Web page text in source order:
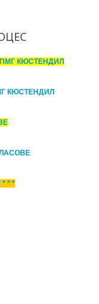
КЮСТЕНДИЛ
КЮСТЕНДИЛ
* *